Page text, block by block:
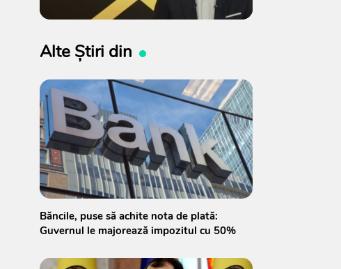
Alte Știri din
Băncile, puse să achite nota de plată:
Guvernul le majorează impozitul cu 50%